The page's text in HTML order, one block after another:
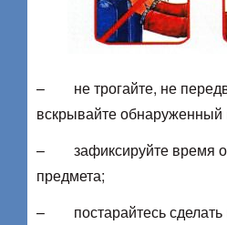
– не трогайте, не
вскрывайте обнаруженный
– зафиксируйте время
предмета;
– постарайтесь сделать